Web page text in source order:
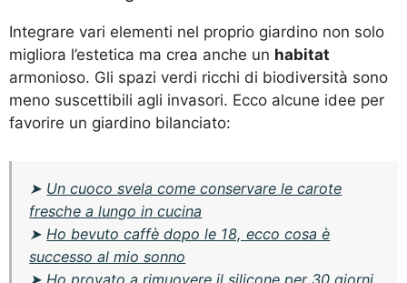
Integrare vari elementi nel proprio giardino non solo
migliora l’estetica ma crea anche un habitat
armonioso. Gli spazi verdi ricchi di biodiversità sono
meno suscettibili agli invasori. Ecco alcune idee per
favorire un giardino bilanciato:
➤ Un cuoco svela come conservare le carote
fresche a lungo in cucina
➤Ho bevuto caffè dopo le 18, ecco cosa è
successo al mio sonno